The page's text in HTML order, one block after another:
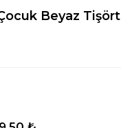
Beyaz Tişört